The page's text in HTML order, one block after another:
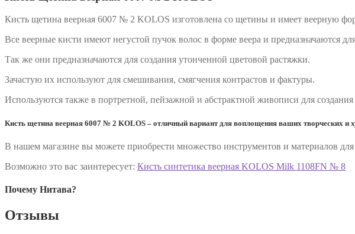
Кисть щетина веерная 6007 № 2 KOLOS изготовлена со щетины и имеет веерную
Все веерные кисти имеют негустой пучок волос в форме веера и предназначаются
Так же они предназначаются для создания утонченной цветовой растяжки.
Зачастую их используют для смешивания, смягчения контрастов и фактуры.
Используются также в портретной, пейзажной и абстрактной живописи для
Кисть щетина веерная 6007 № 2 KOLOS – отличный вариант для воплощения ваших творческих и
В нашем магазине вы можете приобрести множество инструментов и материалов
Возможно это вас заинтересует: Кисть синтетика веерная KOLOS Milk 1108FN № 8
Почему Нитава?
Отзывы